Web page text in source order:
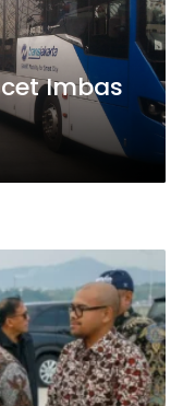
Imbas